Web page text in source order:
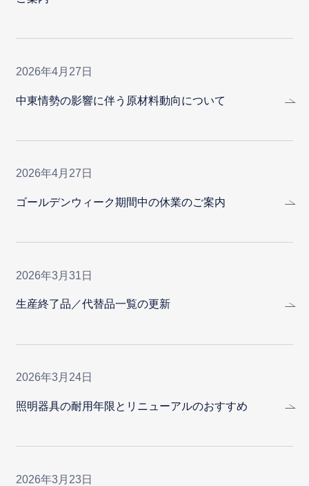
2026年4月27日
中東情勢の影響に伴う原材料動向について
2026年4月27日
ゴールデンウィーク期間中の休業のご案内
2026年3月31日
生産終了品／代替品一覧の更新
2026年3月24日
照明器具の耐用年限とリニューアルのおすすめ
2026年3月23日